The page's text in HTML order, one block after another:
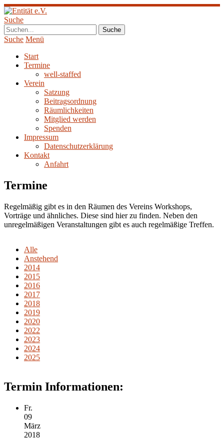
Suche
Suche Menü
Start
Termine
well-staffed
Verein
Satzung
Beitragsordnung
Räumlichkeiten
Mitglied werden
Spenden
Impressum
Datenschutzerklärung
Kontakt
Anfahrt
Termine
Regelmäßig gibt es in den Räumen des Vereins Workshops,
Vorträge und ähnliches. Diese sind hier zu finden. Neben den
unregelmäßigen Veranstaltungen gibt es auch regelmäßige Treffen.
Alle
Anstehend
2014
2015
2016
2017
2018
2019
2020
2022
2023
2024
2025
Termin Informationen:
Fr.
09
März
2018